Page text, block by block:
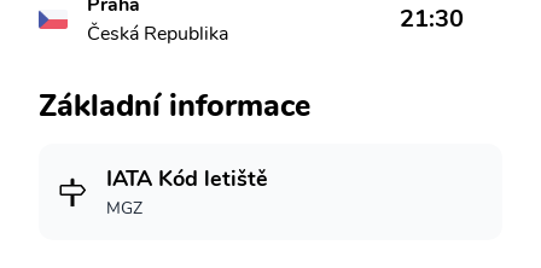
Česká Republika
21:30
Základní informace
IATA Kód letiště
MGZ